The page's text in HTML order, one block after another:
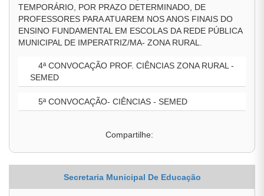
TEMPORÁRIO, POR PRAZO DETERMINADO, DE
PROFESSORES PARA ATUAREM NOS ANOS FINAIS DO
ENSINO FUNDAMENTAL EM ESCOLAS DA REDE PÚBLICA
MUNICIPAL DE IMPERATRIZ/MA- ZONA RURAL.
4ª CONVOCAÇÃO PROF. CIÊNCIAS ZONA RURAL -
SEMED
5ª CONVOCAÇÃO- CIÊNCIAS - SEMED
Compartilhe:
Secretaria Municipal De Educação